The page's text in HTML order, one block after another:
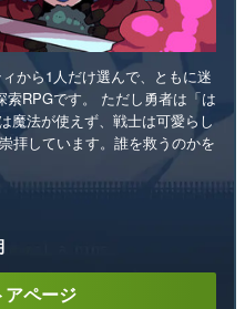
から1人だけ選んで、ともに迷
RPGです。 ただし勇者は「は
魔法が使えず、戦士は可愛らし
拝しています。誰を救うのかを
ページ